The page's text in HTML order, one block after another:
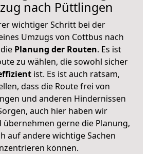
nach Püttlingen
wichtiger Schritt bei der
Umzugs von Cottbus nach
Planung der Routen. Es ist
zu wählen, die sowohl sicher
ist. Es ist auch ratsam,
dass die Route frei von
und anderen Hindernissen
auch hier haben wir
übernehmen gerne die Planung,
auf andere wichtige Sachen
können.